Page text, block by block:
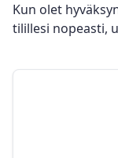
Kun olet
tilillesi nopeasti,